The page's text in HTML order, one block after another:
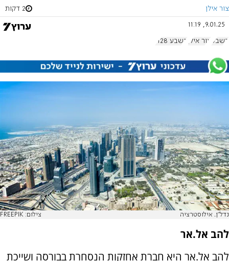
צור אילן 2 דקות
9.01.25, 11:19
בשבע צור אילן בשבע 1128
נדל"ן. אילוסטרציה צילום: FREEPIK
להב אל.אר
להב אל.אר היא חברת אחזקות הנסחרת בבורסה ושייכת